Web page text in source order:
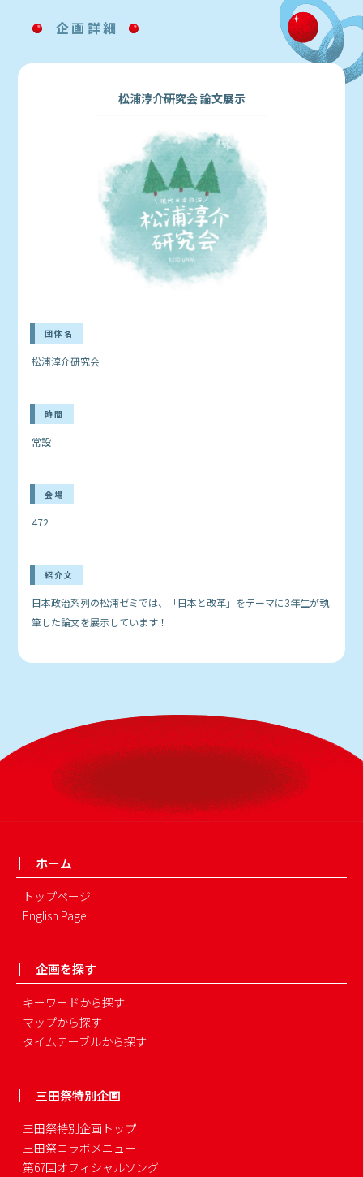
企画詳細
松浦淳介研究会 論文展示
団体名
松浦淳介研究会
時間
常設
会場
472
紹介文
日本政治系列の松浦ゼミでは、「日本と改革」をテーマに3年生が執
筆した論文を展示しています！
ホーム
トップページ
English Page
企画を探す
キーワードから探す
マップから探す
タイムテーブルから探す
三田祭特別企画
三田祭特別企画トップ
三田祭コラボメニュー
第67回オフィシャルソング